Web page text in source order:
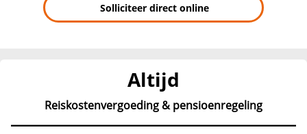
Solliciteer direct online
Altijd
Reiskostenvergoeding & pensioenregeling